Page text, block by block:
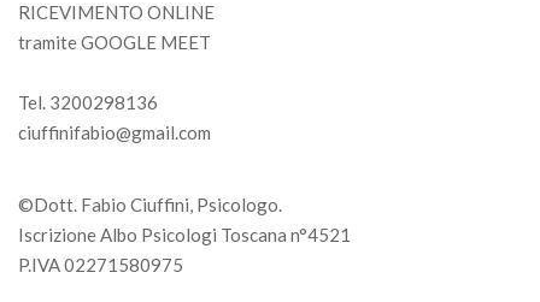
RICEVIMENTO ONLINE
tramite GOOGLE MEET
Tel. 3200298136
ciuffinifabio@gmail.com
©Dott. Fabio Ciuffini, Psicologo.
Iscrizione Albo Psicologi Toscana n°4521
P.IVA 02271580975